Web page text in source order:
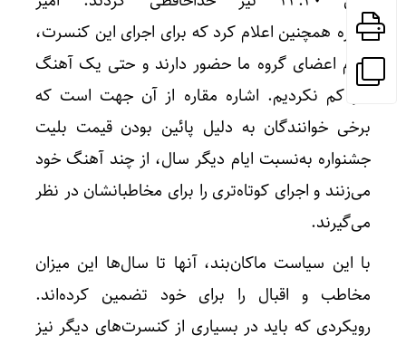
مقاره همچنین اعلام کرد که برای اجرای این کنسرت،
تمام اعضای گروه ما حضور دارند و حتی یک آهنگ
نیز کم نکردیم. اشاره مقاره از آن جهت است که
برخی خوانندگان به دلیل پائین بودن قیمت بلیت
جشنواره به‌نسبت ایام دیگر سال، از چند آهنگ خود
می‌زنند و اجرای کوتاه‌تری را برای مخاطبانشان در نظر
می‌گیرند.
با این سیاست ماکان‌بند، آنها تا سال‌ها این میزان
مخاطب و اقبال را برای خود تضمین کرده‌اند.
رویکردی که باید در بسیاری از کنسرت‌های دیگر نیز